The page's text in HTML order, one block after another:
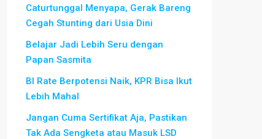
Caturtunggal Menyapa, Gerak Bareng
Cegah Stunting dari Usia Dini
Belajar Jadi Lebih Seru dengan
Papan Sasmita
BI Rate Berpotensi Naik, KPR Bisa Ikut
Lebih Mahal
Jangan Cuma Sertifikat Aja, Pastikan
Tak Ada Sengketa atau Masuk LSD